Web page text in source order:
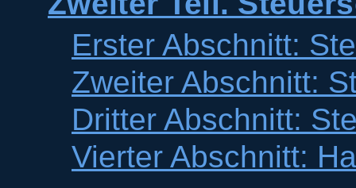
Erster Abschnitt:
Zweiter Abschnitt:
Dritter Abschnitt:
Vierter Abschnitt: